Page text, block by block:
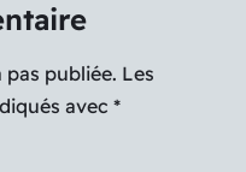
pas publiée. Les
avec *